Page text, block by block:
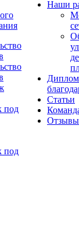
под
Наши
Статьи
Отзывы